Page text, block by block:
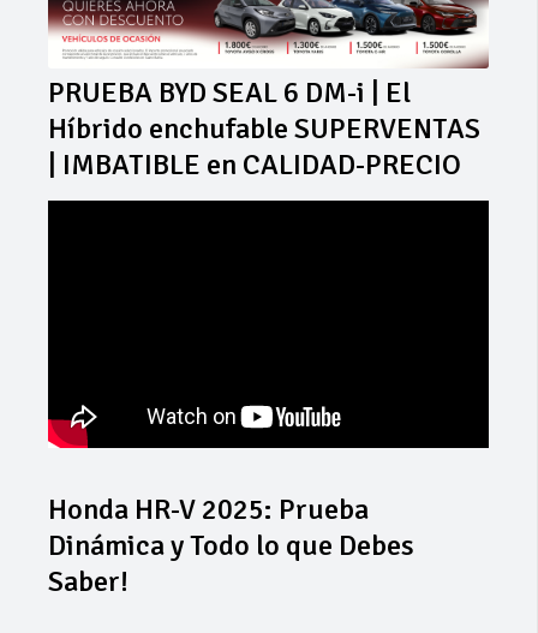
PRUEBA BYD SEAL 6 DM-i | El
Híbrido enchufable SUPERVENTAS
| IMBATIBLE en CALIDAD-PRECIO
Honda HR-V 2025: Prueba
Dinámica y Todo lo que Debes
Saber!